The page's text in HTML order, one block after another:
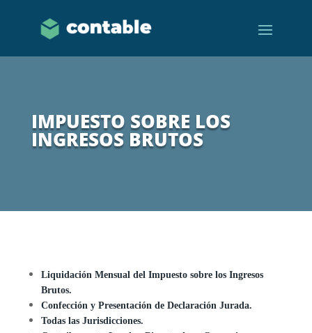
IMPUESTO SOBRE LOS
INGRESOS BRUTOS
Liquidación Mensual del Impuesto sobre los Ingresos
Brutos.
Confección y Presentación de Declaración Jurada.
Todas las Jurisdicciones.